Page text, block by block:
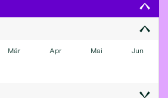
Mär Apr Mai Jun